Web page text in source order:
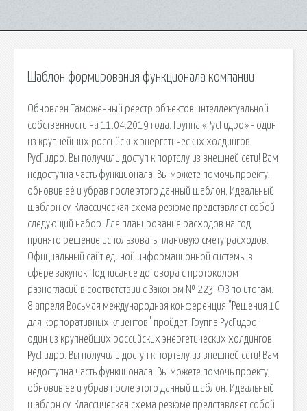
Шаблон формирования функционала компании
Обновлен Таможенный реестр объектов интеллектуальной
собственности на 11.04.2019 года. Группа «РусГидро» - один
из крупнейших российских энергетических холдингов.
РусГидро. Вы получили доступ к порталу из внешней сети! Вам
недоступна часть функционала. Вы можете помочь проекту,
обновив её и убрав после этого данный шаблон. Идеальный
шаблон cv. Классическая схема резюме представляет собой
следующий набор. Для планирования расходов на год
принято решение использовать плановую смету расходов.
Официальный сайт единой информационной системы в
сфере закупок Подписание договора с протоколом
разногласий в соответствии с Законом № 223-ФЗ по итогам.
8 апреля Восьмая международная конференция "Решения 1С
для корпоративных клиентов" пройдет. Группа РусГидро -
один из крупнейших российских энергетических холдингов.
РусГидро. Вы получили доступ к порталу из внешней сети! Вам
недоступна часть функционала. Вы можете помочь проекту,
обновив её и убрав после этого данный шаблон. Идеальный
шаблон cv. Классическая схема резюме представляет собой